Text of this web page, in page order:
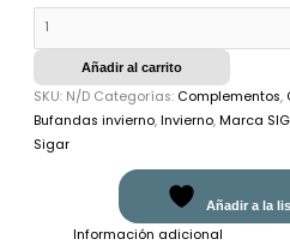
Añadir al carrito
SKU: N/D Categorías: Complementos,
Bufandas invierno, Invierno, Marca
Sigar
Añadir a la
Información adicional